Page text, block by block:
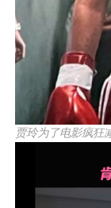
贾玲为了电影疯狂